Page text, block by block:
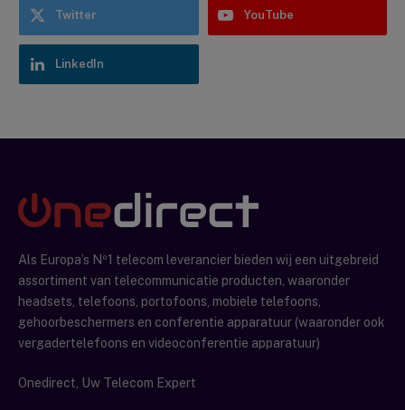
Twitter YouTube
LinkedIn
Als Europa’s Nº1 telecom leverancier bieden wij een uitgebreid
assortiment van telecommunicatie producten, waaronder
headsets, telefoons, portofoons, mobiele telefoons,
gehoorbeschermers en conferentie apparatuur (waaronder ook
vergadertelefoons en videoconferentie apparatuur)
Onedirect, Uw Telecom Expert